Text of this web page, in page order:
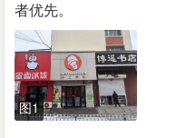
者优先。
图1